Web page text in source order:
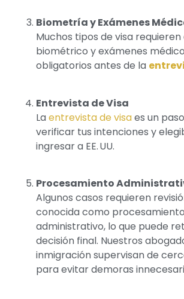
Biometría y Exámenes
Muchos tipos de visa
biométrico y exámenes
obligatorios antes de la
Entrevista de Visa
Laentrevista de visaes un
verificar tus intenciones y
ingresar a EE. UU.
Procesamiento
Algunos casos requieren
conocida como procesamiento
administrativo, lo que puede
decisión final. Nuestros
inmigración supervisan de
para evitar demoras